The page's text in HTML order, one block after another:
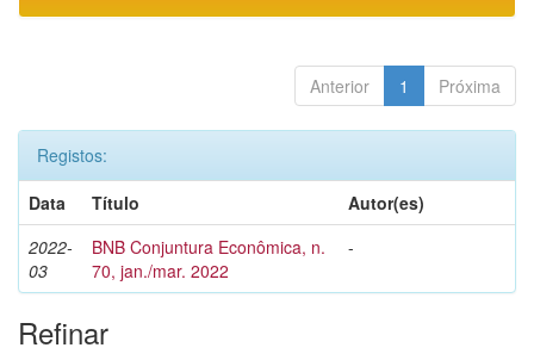
Anterior 1 Próxima
Registos:
Data
Título
Autor(es)
2022-
03
BNB Conjuntura Econômica, n.
70, jan./mar. 2022
-
Refinar